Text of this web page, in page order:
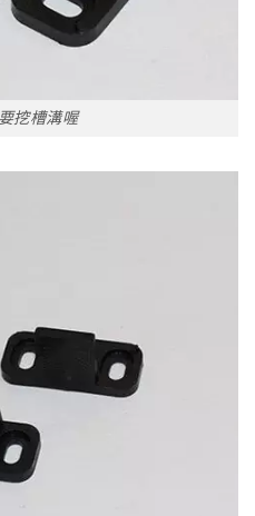
挖槽溝喔